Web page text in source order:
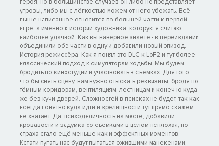
героя, но в большинстве случаев он либо не представляет
угрозы, либо мы с лёгкостью можем от него убежать. Всё
выше написанное относится по большей части к первой
игре, а именно к истории художника, которую я считаю
наиболее удачной. Как вы наверное знаете - в переиздании
объединили обе части в одну и добавили новый эпизод.
История режиссёра. Как я понял это DLC к LoF2 и тут более
классический подход к симуляторам ходьбы. Мы будем
бродить по киностудии и участвовать в съёмках. Для того
что бы снять сцену, нам нужно отыскать реквизиты, бродя по
тёмным коридорам, вентиляциям, лестницам и конечно куда
же без кучи дверей. Сложностей в поисках не будет, так как
всегда понятно куда идти и зрелищности тут прямо скажем
не хватает. Да, психоделичность на месте, добавили
кровавости и задумка со съёмками в целом неплохая, но
страха стало ещё меньше как и эффектных моментов.
Кстати пугать нас будут пытаться ожившими манекенами,